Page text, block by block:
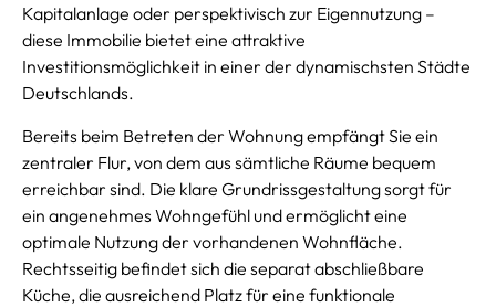
Kapitalanlage oder perspektivisch zur Eigennutzung –
diese Immobilie bietet eine attraktive
Investitionsmöglichkeit in einer der dynamischsten Städte
Deutschlands.
Bereits beim Betreten der Wohnung empfängt Sie ein
zentraler Flur, von dem aus sämtliche Räume bequem
erreichbar sind. Die klare Grundrissgestaltung sorgt für
ein angenehmes Wohngefühl und ermöglicht eine
optimale Nutzung der vorhandenen Wohnfläche.
Rechtsseitig befindet sich die separat abschließbare
Küche, die ausreichend Platz für eine funktionale